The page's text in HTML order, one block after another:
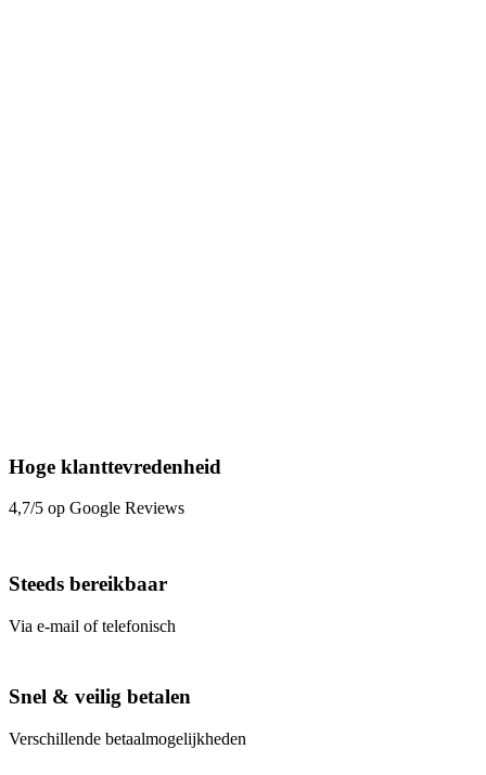
Hoge klanttevredenheid
4,7/5 op Google Reviews
Steeds bereikbaar
Via e-mail of telefonisch
Snel & veilig betalen
Verschillende betaalmogelijkheden